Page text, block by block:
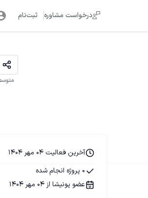
درخواست مشاوره ثبت‌نام
آخرین فعالیت 04 مهر 1404
0 پروژه انجام شده
عضو پونیشا از 04 مهر 1404